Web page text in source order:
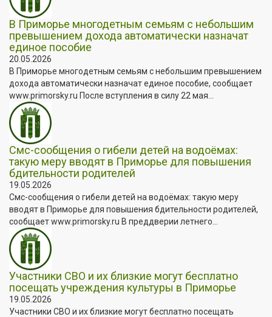
В Приморье многодетным семьям с небольшим
превышением дохода автоматически назначат
единое пособие
20.05.2026
В Приморье многодетным семьям с небольшим превышением
дохода автоматически назначат единое пособие, сообщает
www.primorsky.ru После вступления в силу 22 мая...
Смс-сообщения о гибели детей на водоёмах:
такую меру вводят в Приморье для повышения
бдительности родителей
19.05.2026
Смс-сообщения о гибели детей на водоёмах: такую меру
вводят в Приморье для повышения бдительности родителей,
сообщает www.primorsky.ru В преддверии летнего...
Участники СВО и их близкие могут бесплатно
посещать учреждения культуры в Приморье
19.05.2026
Участники СВО и их близкие могут бесплатно посещать